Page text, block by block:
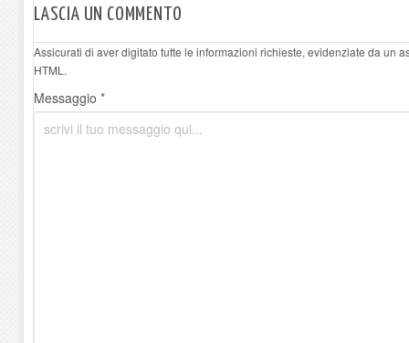
LASCIA UN COMMENTO
Assicurati di aver digitato tutte le informazioni richieste, evidenziate da un
HTML.
Messaggio *